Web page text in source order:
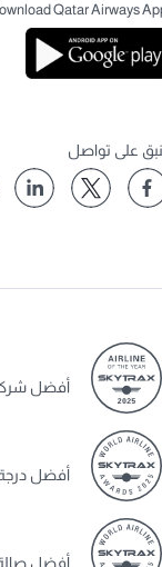
Qatar Airways
على تواصل
أفضل
أفضل درجة
أفضل صالة